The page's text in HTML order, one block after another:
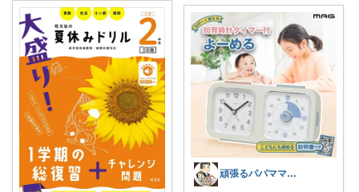
頑張るパパママ応援隊@育児・子供用品紹介